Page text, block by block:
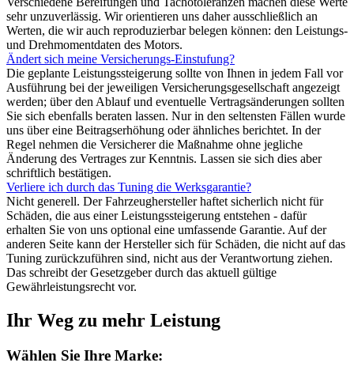
sehr unzuverlässig. Wir orientieren uns daher ausschließlich an
Werten, die wir auch reproduzierbar belegen können: den Leistungs-
und Drehmomentdaten des Motors.
Ändert sich meine Versicherungs-Einstufung?
Die geplante Leistungssteigerung sollte von Ihnen in jedem Fall vor
Ausführung bei der jeweiligen Versicherungsgesellschaft angezeigt
werden; über den Ablauf und eventuelle Vertragsänderungen sollten
Sie sich ebenfalls beraten lassen. Nur in den seltensten Fällen wurde
uns über eine Beitragserhöhung oder ähnliches berichtet. In der
Regel nehmen die Versicherer die Maßnahme ohne jegliche
Änderung des Vertrages zur Kenntnis. Lassen sie sich dies aber
schriftlich bestätigen.
Verliere ich durch das Tuning die Werksgarantie?
Nicht generell. Der Fahrzeughersteller haftet sicherlich nicht für
Schäden, die aus einer Leistungssteigerung entstehen - dafür
erhalten Sie von uns optional eine umfassende Garantie. Auf der
anderen Seite kann der Hersteller sich für Schäden, die nicht auf das
Tuning zurückzuführen sind, nicht aus der Verantwortung ziehen.
Das schreibt der Gesetzgeber durch das aktuell gültige
Gewährleistungsrecht vor.
Ihr Weg zu mehr Leistung
Wählen Sie Ihre Marke: